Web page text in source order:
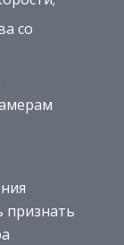
со